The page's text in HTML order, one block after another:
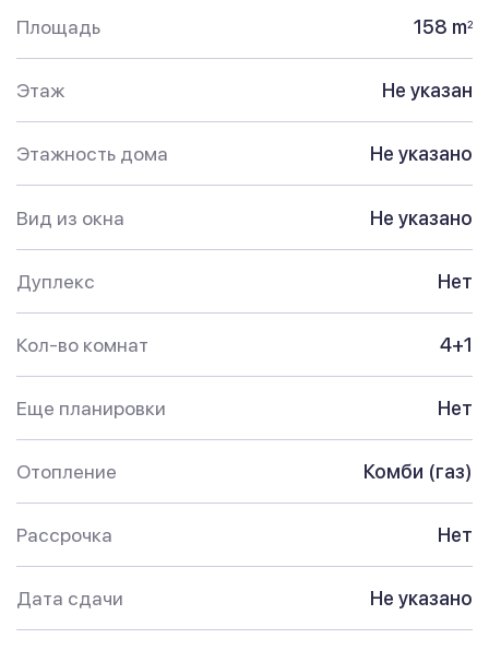
Площадь 158 m2
Этаж Не указан
Этажность дома Не указано
Вид из окна Не указано
Дуплекс Нет
Кол-во комнат 4+1
Еще планировки Нет
Отопление Комби (газ)
Рассрочка Нет
Дата сдачи Не указано